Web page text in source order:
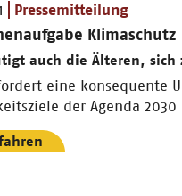
Pressemitteilung
Klimaschutz
auch die Älteren,
fordert eine konsequente
der Agenda